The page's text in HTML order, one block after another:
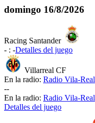
domingo 16/8/2026
Racing Santander
- : -Detalles del juego
Villarreal CF
En la radio: Radio Vila-Real
--
En la radio: Radio Vila-Real
Detalles del juego